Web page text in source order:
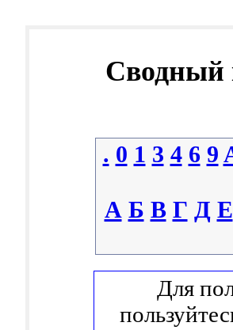
Сводный
. 0 1 3 4 6 9
А Б В Г Д Е
Для